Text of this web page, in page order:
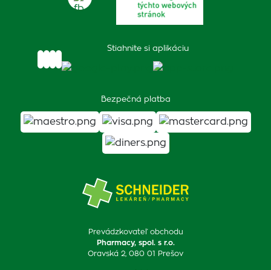
Prevádzkovateľ obchodu
Pharmacy, spol. s r.o.
Oravská 2, 080 01 Prešov
Stiahnite si aplikáciu
Bezpečná platba